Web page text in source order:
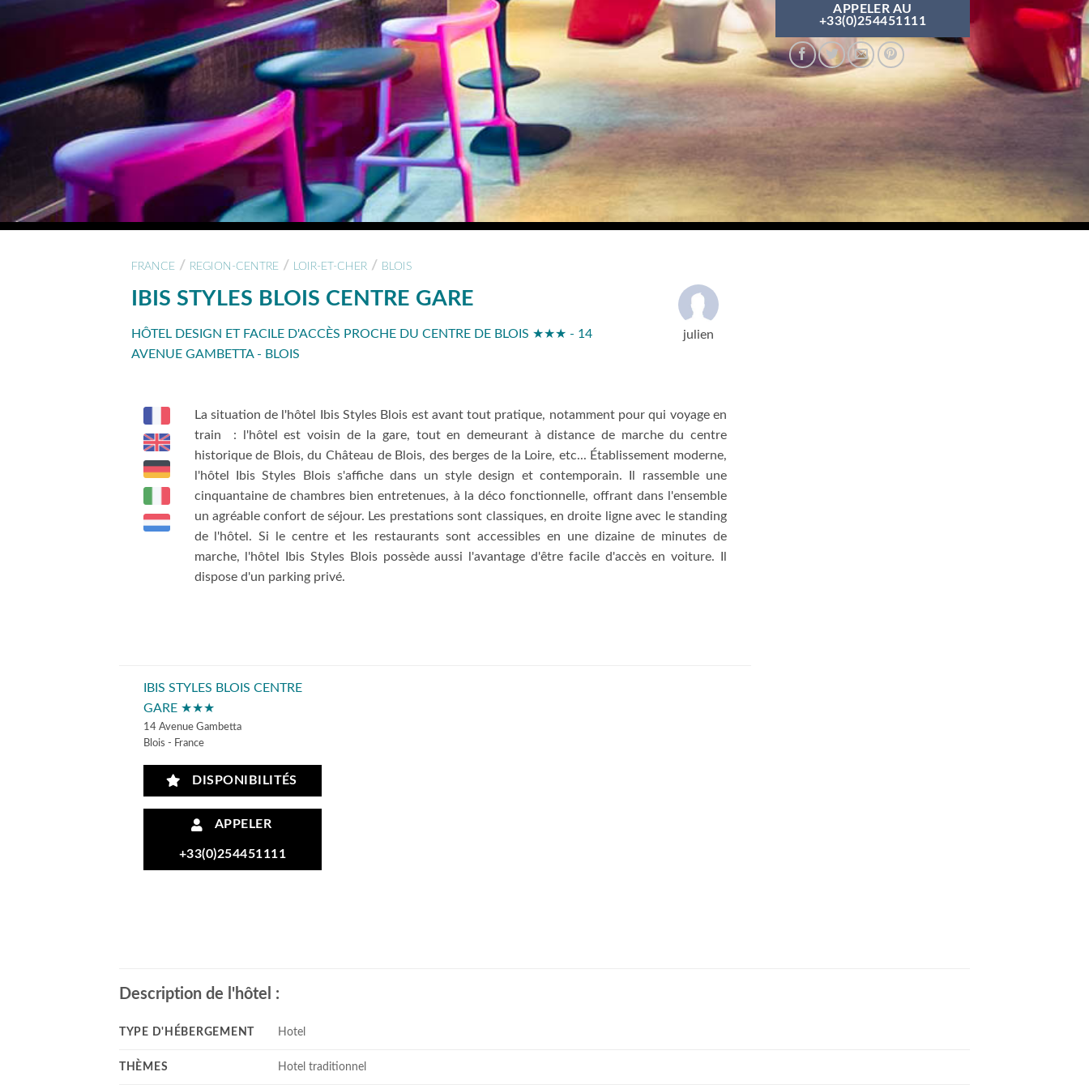
FRANCE / REGION-CENTRE / LOIR-ET-CHER / BLOIS
IBIS STYLES BLOIS CENTRE GARE
HÔTEL DESIGN ET FACILE D'ACCÈS PROCHE DU CENTRE DE BLOIS ★★★ - 14
AVENUE GAMBETTA - BLOIS
julien
La situation de l'hôtel Ibis Styles Blois est avant tout pratique, notamment pour qui voyage en
train : l'hôtel est voisin de la gare, tout en demeurant à distance de marche du centre
historique de Blois, du Château de Blois, des berges de la Loire, etc... Établissement moderne,
l'hôtel Ibis Styles Blois s'affiche dans un style design et contemporain. Il rassemble une
cinquantaine de chambres bien entretenues, à la déco fonctionnelle, offrant dans l'ensemble
un agréable confort de séjour. Les prestations sont classiques, en droite ligne avec le standing
de l'hôtel. Si le centre et les restaurants sont accessibles en une dizaine de minutes de
marche, l'hôtel Ibis Styles Blois possède aussi l'avantage d'être facile d'accès en voiture. Il
dispose d'un parking privé.
IBIS STYLES BLOIS CENTRE
GARE ★★★
14 Avenue Gambetta
Blois - France
DISPONIBILITÉS
APPELER
+33(0)254451111
APPELER AU
+33(0)254451111
Description de l'hôtel :
TYPE D'HÉBERGEMENT Hotel
THÈMES Hotel traditionnel